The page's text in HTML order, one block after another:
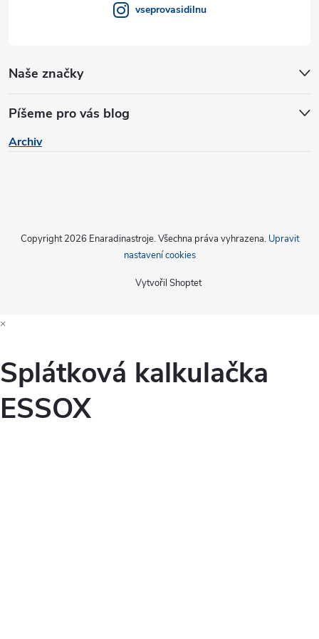
Naše značky
Píšeme pro vás blog
Archiv
vseprovasidilnu
Vytvořil Shoptet
Copyright 2026 Enaradinastroje. Všechna práva vyhrazena. Upravit
nastavení cookies
×
Splátková kalkulačka
ESSOX